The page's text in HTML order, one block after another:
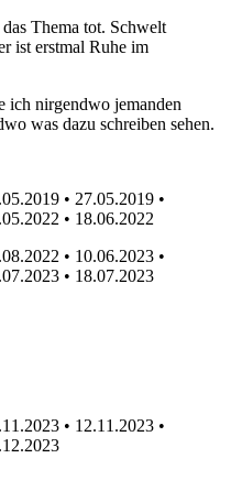
Thema tot. Schwelt
ist erstmal Ruhe im
ich nirgendwo jemanden
was dazu schreiben sehen.
• 27.05.2019 •
• 18.06.2022
• 10.06.2023 •
• 18.07.2023
• 12.11.2023 •